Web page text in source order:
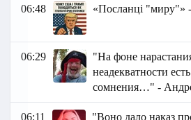
06:48 «Посланці "миру"»
06:29
"На фоне
неадекватности
сомнения…" -
06:11
"Воно дало наказ